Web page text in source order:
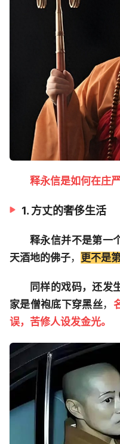
释永信是如何在庄
1. 方丈的奢侈生活
释永信并不是第一
天酒地的佛子， 更不是
同样的戏码，还发
家是僧袍底下穿黑丝，
误，苦修人设发金光。